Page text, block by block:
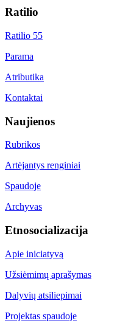
Ratilio
Ratilio 55
Parama
Atributika
Kontaktai
Naujienos
Rubrikos
Artėjantys renginiai
Spaudoje
Archyvas
Etnosocializacija
Apie iniciatyvą
Užsiėmimų aprašymas
Dalyvių atsiliepimai
Projektas spaudoje